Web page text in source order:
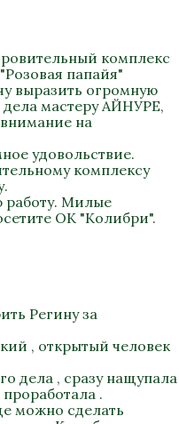
комплекс
папайя"
выразить огромную
дела мастеру АЙНУРЕ,
внимание на
удовольствие.
комплексу
работу. Милые
ОК "Колибри".
Регину за
, открытый человек
дела , сразу нащупала
.
можно сделать